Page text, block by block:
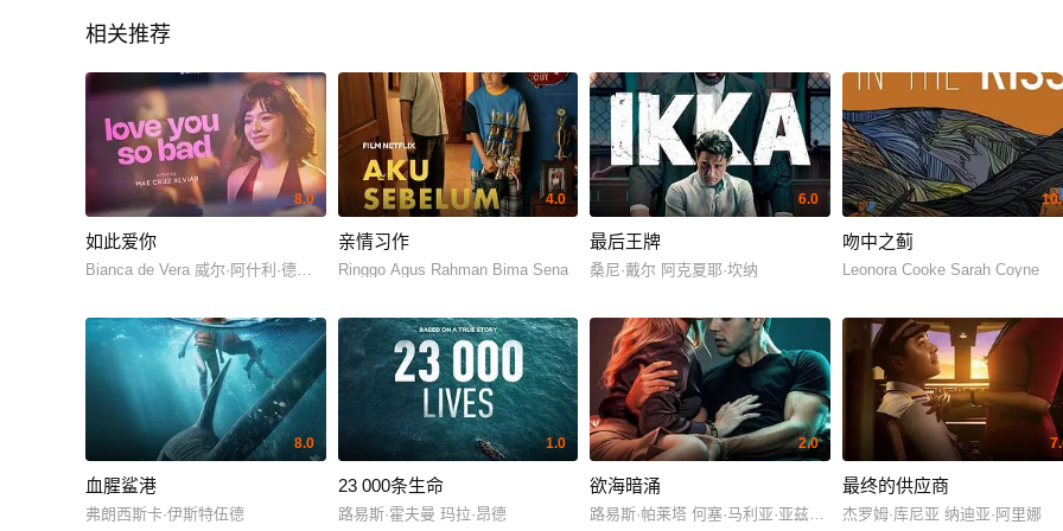
相关推荐
8.0
如此爱你
Bianca de Vera 威尔·阿什利·德莱昂
4.0
亲情习作
Ringgo Agus Rahman Bima Sena
6.0
最后王牌
桑尼·戴尔 阿克夏耶·坎纳
吻中之蓟
Leonora Cooke Sarah Coyne
8.0
血腥鲨港
弗朗西斯卡·伊斯特伍德
1.0
23 000条生命
路易斯·霍夫曼 玛拉·昂德
2.0
欲海暗涌
路易斯·帕莱塔 何塞·马利亚·亚兹皮克
最终的供应商
杰罗姆·库尼亚 纳迪亚·阿里娜